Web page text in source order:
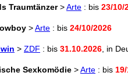
Traumtänzer>Arte : bis 23/10/
>Arte : bis 24/10/2026
> ZDF : bis 31.10.2026 , in
Sexkomödie >Arte : bis